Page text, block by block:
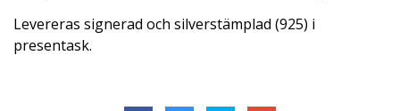
Levereras signerad och silverstämplad (925) i
presentask.